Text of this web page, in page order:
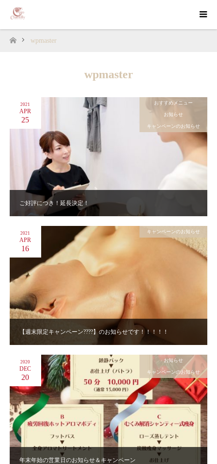
ホーム
wpmaster
wpmaster
ご好評につき！延長決定！
2021
APR
25
おすすめメニュー
お知らせ
キャンペーンのお知らせ
【週末限定キャンペーン????】のお知らせです！！！！！
2021
APR
16
キャンペーンのお知らせ
年末年始の営業日のお知らせ＆キャンペーン
2020
DEC
20
お知らせ
キャンペーンのお知らせ